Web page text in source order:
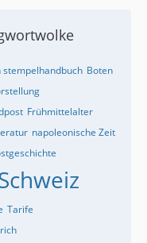
stempelhandbuch Boten
Frühmittelalter
napoleonische Zeit
Tarife